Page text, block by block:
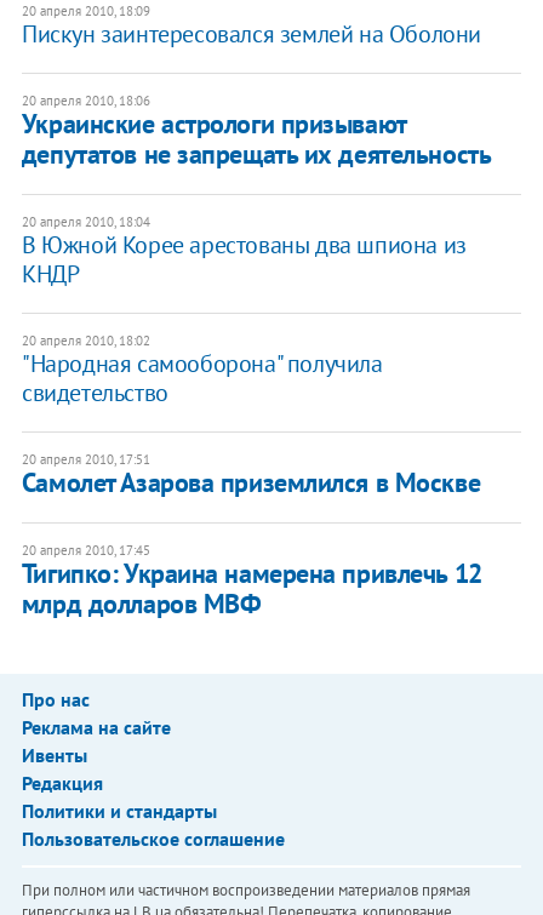
20 апреля 2010, 18:09
Пискун заинтересовался землей на Оболони
20 апреля 2010, 18:06
Украинские астрологи призывают
депутатов не запрещать их деятельность
20 апреля 2010, 18:04
В Южной Корее арестованы два шпиона из
КНДР
20 апреля 2010, 18:02
"Народная самооборона" получила
свидетельство
20 апреля 2010, 17:51
Самолет Азарова приземлился в Москве
20 апреля 2010, 17:45
Тигипко: Украина намерена привлечь 12
млрд долларов МВФ
Про нас
Реклама на сайте
Ивенты
Редакция
Политики и стандарты
Пользовательское соглашение
При полном или частичном воспроизведении материалов прямая